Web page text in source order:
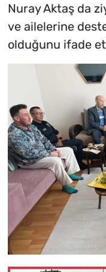
Nuray Aktaş da
ve ailelerine
olduğunu ifade